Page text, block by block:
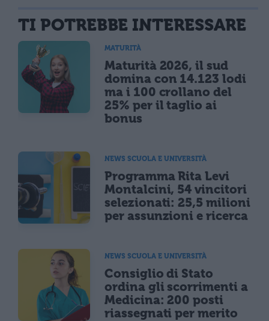
TI POTREBBE INTERESSARE
MATURITÀ
Maturità 2026, il sud
domina con 14.123 lodi
ma i 100 crollano del
25% per il taglio ai
bonus
NEWS SCUOLA E UNIVERSITÀ
Programma Rita Levi
Montalcini, 54 vincitori
selezionati: 25,5 milioni
per assunzioni e ricerca
NEWS SCUOLA E UNIVERSITÀ
Consiglio di Stato
ordina gli scorrimenti a
Medicina: 200 posti
riassegnati per merito